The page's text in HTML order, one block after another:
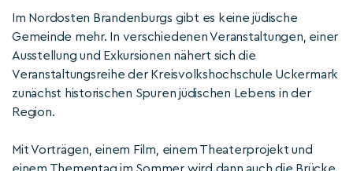
Im Nordosten Brandenburgs gibt es keine jüdische
Gemeinde mehr. In verschiedenen Veranstaltungen, einer
Ausstellung und Exkursionen nähert sich die
Veranstaltungsreihe der Kreisvolkshochschule Uckermark
zunächst historischen Spuren jüdischen Lebens in der
Region.
Mit Vorträgen, einem Film, einem Theaterprojekt und